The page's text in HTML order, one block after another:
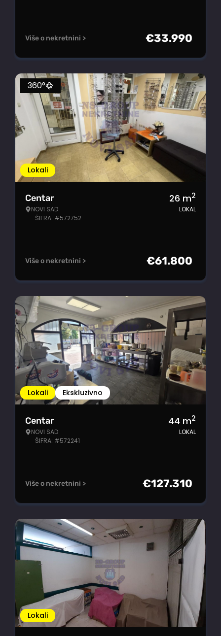
Više o nekretnini > €33.990
Lokali
360°
Centar
NOVI SAD
ŠIFRA: #572752
26 m2
LOKAL
Više o nekretnini > €61.800
Lokali Ekskluzivno
Centar
NOVI SAD
ŠIFRA: #572241
44 m2
LOKAL
Više o nekretnini > €127.310
Lokali